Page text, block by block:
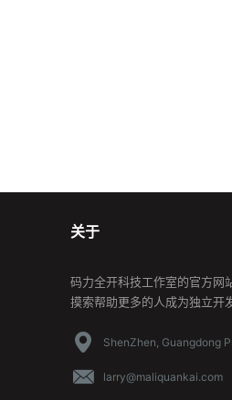
关于
码力全开科技工作室的官方网
摸索帮助更多的人成为独立开
ShenZhen, Guangdong
larry@maliquankai.com